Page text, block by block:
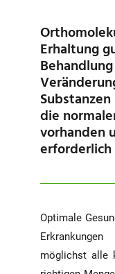
Erhaltung
die
vorhanden
erforderlich
Optimale
möglichst alle